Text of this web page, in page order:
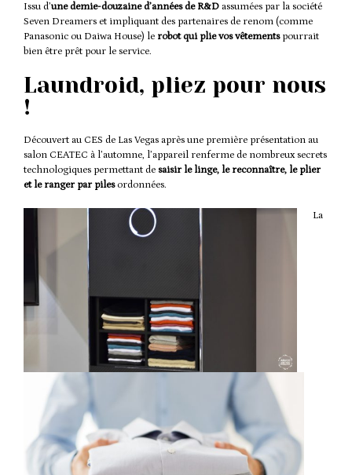
Issu d’une demie-douzaine d’années de R&D assumées par la société
Seven Dreamers et impliquant des partenaires de renom (comme
Panasonic ou Daiwa House) le robot qui plie vos vêtementspourrait
bien être prêt pour le service.
Laundroid, pliez pour nous
!
Découvert au CES de Las Vegas après une première présentation au
salon CEATEC à l’automne, l’appareil renferme de nombreux secrets
technologiques permettant de saisir le linge, le reconnaître, le plier
et le ranger par pilesordonnées.
La